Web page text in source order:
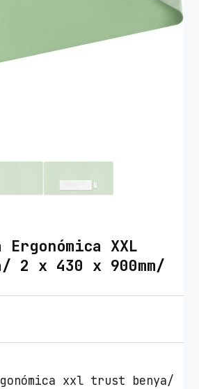
XXL
2 x 430 x 900mm/
xxl trust benya/